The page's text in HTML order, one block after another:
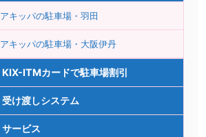
アキッパの駐車場・羽田
アキッパの駐車場・大阪伊丹
KIX-ITMカードで駐車場割引
受け渡しシステム
サービス